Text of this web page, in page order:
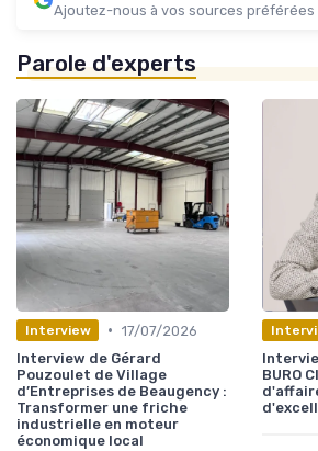
Ajoutez-nous à vos sources préférées
Parole d'experts
Interview • 17/07/2026
Interview de Gérard
Pouzoulet de Village
d’Entreprises de Beaugency :
Transformer une friche
industrielle en moteur
économique local
BURO